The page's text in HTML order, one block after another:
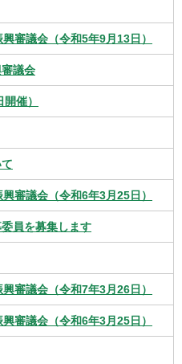
審議会（令和5年9月13日）
議会
催）
審議会（令和6年3月25日）
員を募集します
審議会（令和7年3月26日）
審議会（令和6年3月25日）